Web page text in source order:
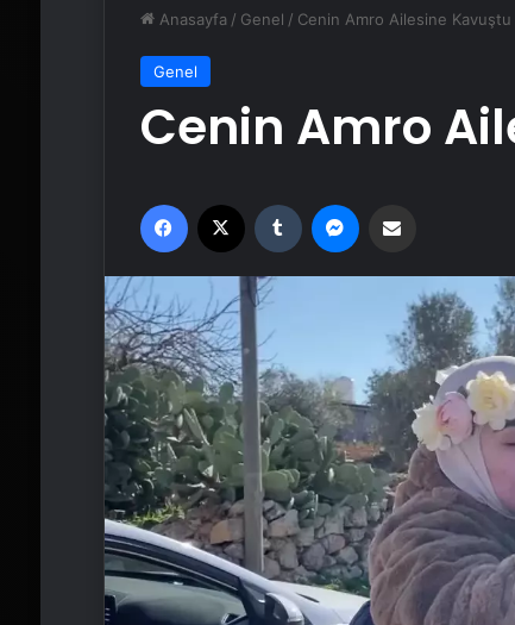
Anasayfa / Genel / Cenin Amro Ailesine Kavuştu
Genel
Cenin Amro
Facebook Tumblr